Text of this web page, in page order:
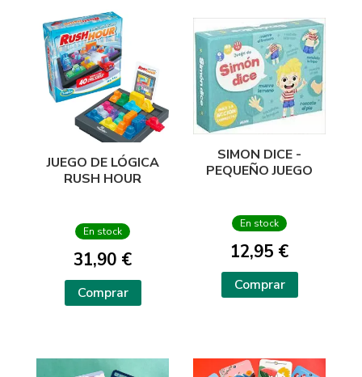
JUEGO DE LÓGICA
RUSH HOUR
En stock
31,90 €
Comprar
SIMON DICE -
PEQUEÑO JUEGO
En stock
12,95 €
Comprar